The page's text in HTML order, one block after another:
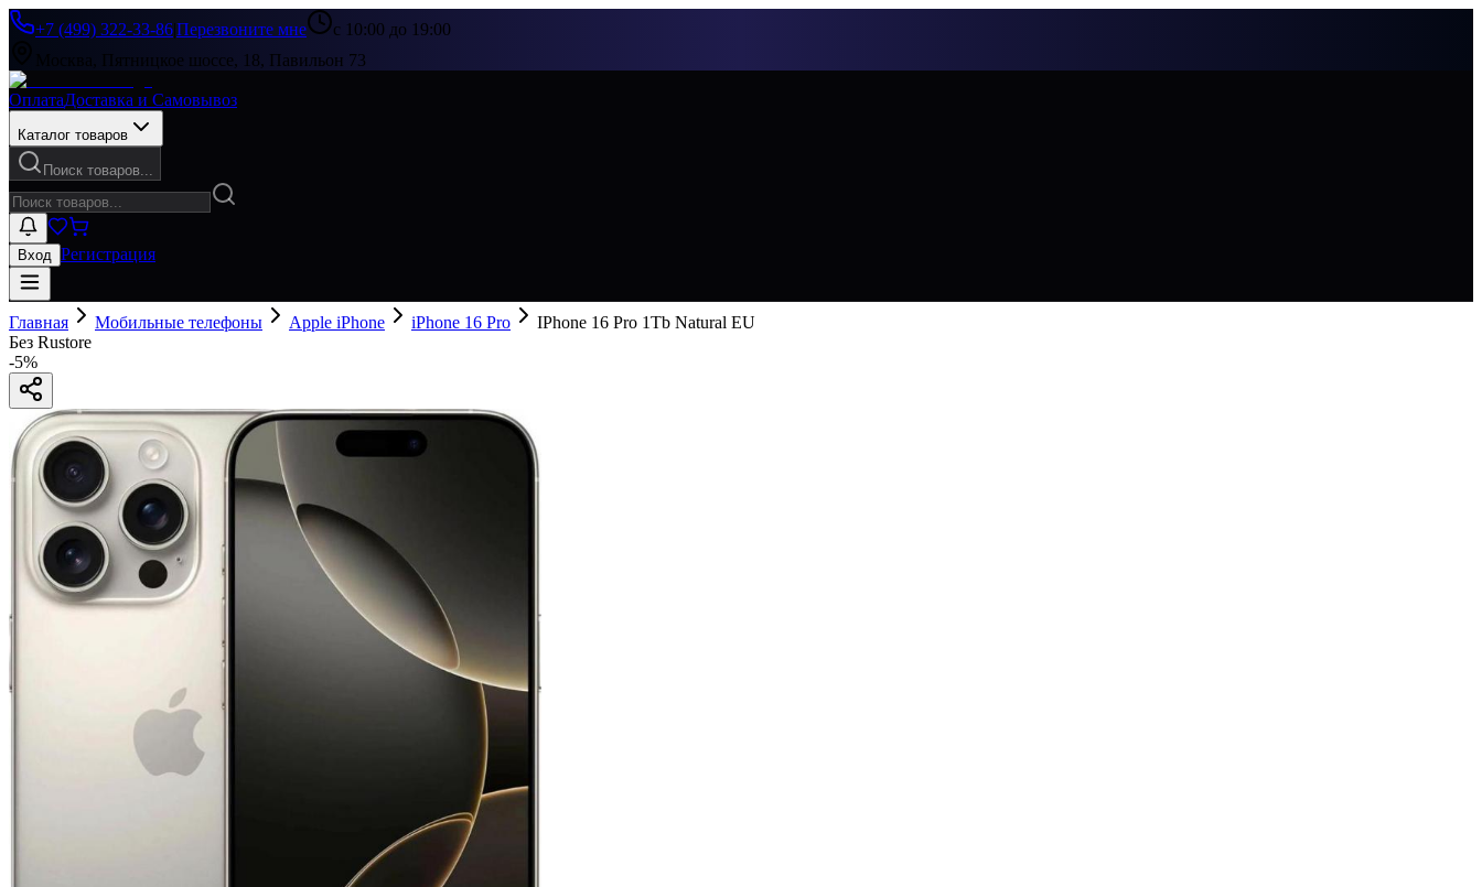
+7 (499) 322-33-86|Перезвоните мне
с 10:00 до 19:00
Москва, Пятницкое шоссе, 18, Павильон 73
ОплатаДоставка и Самовывоз
Каталог товаров
Поиск товаров...
Вход Регистрация
Главная Мобильные телефоны Apple iPhone iPhone 16 Pro
IPhone 16 Pro 1Tb Natural EU
Без Rustore
-5%